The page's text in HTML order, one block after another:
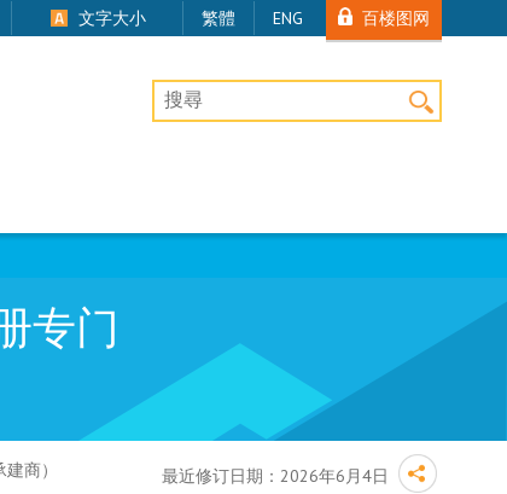
文字大小 繁體 ENG 百楼图网
桌上版网站搜寻
专门
商） 最近修订日期：2026年6月4日